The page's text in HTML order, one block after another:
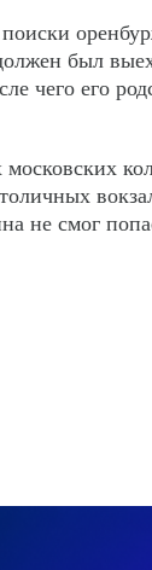
был
чего его
не смог